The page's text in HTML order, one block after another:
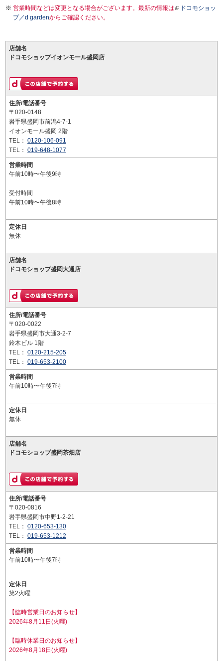
営業時間などは変更となる場合がございます。最新の情報は
ドコモショッ
プ／d gardenからご確認ください。
店舗名
ドコモショップイオンモール盛岡店
住所/電話番号
〒020-0148
岩手県盛岡市前潟4-7-1
イオンモール盛岡 2階
TEL： 0120-106-091
TEL： 019-648-1077
営業時間
午前10時〜午後9時
受付時間
午前10時〜午後8時
定休日
無休
店舗名
ドコモショップ盛岡大通店
住所/電話番号
〒020-0022
岩手県盛岡市大通3-2-7
鈴木ビル 1階
TEL： 0120-215-205
TEL： 019-653-2100
営業時間
午前10時〜午後7時
定休日
無休
店舗名
ドコモショップ盛岡茶畑店
住所/電話番号
〒020-0816
岩手県盛岡市中野1-2-21
TEL： 0120-653-130
TEL： 019-653-1212
営業時間
午前10時〜午後7時
定休日
第2火曜
【臨時営業日のお知らせ】
2026年8月11日(火曜)
【臨時休業日のお知らせ】
2026年8月18日(火曜)